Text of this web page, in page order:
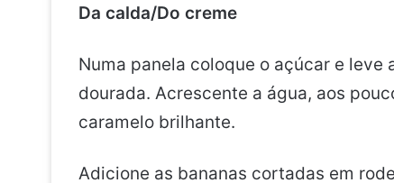
Da calda/Do creme
Numa panela coloque o açúcar e
dourada. Acrescente a água, aos
caramelo brilhante.
Adicione as bananas cortadas em